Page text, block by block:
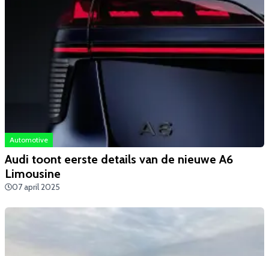
Automotive
Audi toont eerste details van de nieuwe A6
Limousine
07 april 2025